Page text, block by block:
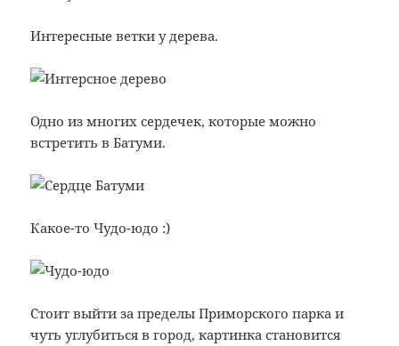
Интересные ветки у дерева.
Одно из многих сердечек, которые можно
встретить в Батуми.
Какое-то Чудо-юдо :)
Стоит выйти за пределы Приморского парка и
чуть углубиться в город, картинка становится